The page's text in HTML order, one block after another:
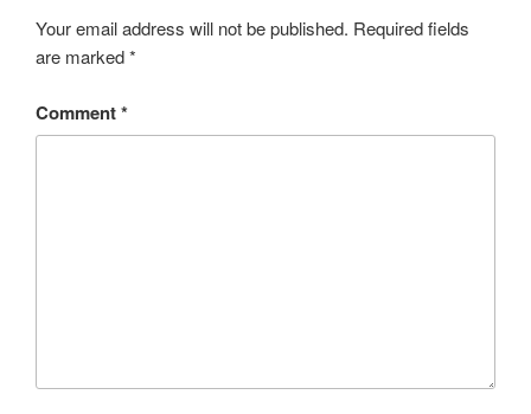
Your email address will not be published. Required fields
are marked*
Comment*